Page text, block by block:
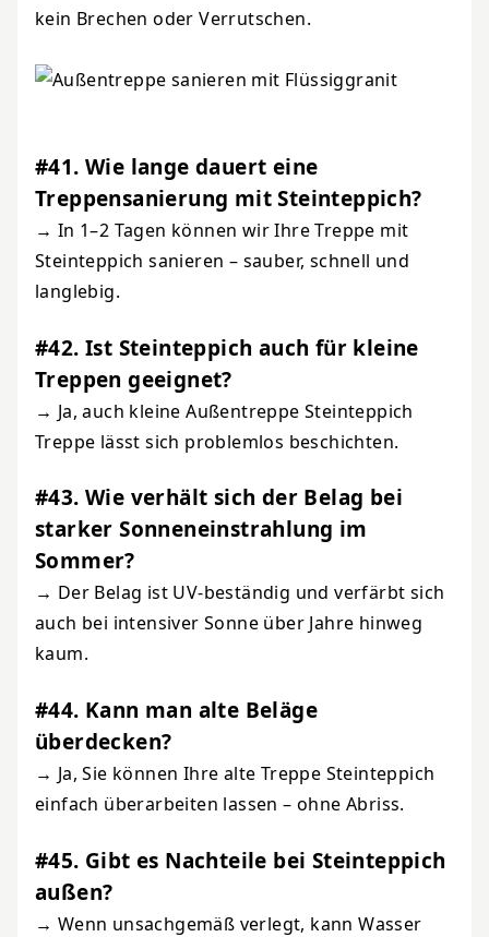
kein Brechen oder Verrutschen.
#41. Wie lange dauert eine
Treppensanierung mit Steinteppich?
→ In 1–2 Tagen können wir Ihre Treppe mit
Steinteppich sanieren – sauber, schnell und
langlebig.
#42. Ist Steinteppich auch für kleine
Treppen geeignet?
→ Ja, auch kleine Außentreppe Steinteppich
Treppe lässt sich problemlos beschichten.
#43. Wie verhält sich der Belag bei
starker Sonneneinstrahlung im
Sommer?
→ Der Belag ist UV-beständig und verfärbt sich
auch bei intensiver Sonne über Jahre hinweg
kaum.
#44. Kann man alte Beläge
überdecken?
→ Ja, Sie können Ihre alte Treppe Steinteppich
einfach überarbeiten lassen – ohne Abriss.
#45. Gibt es Nachteile bei Steinteppich
außen?
→ Wenn unsachgemäß verlegt, kann Wasser